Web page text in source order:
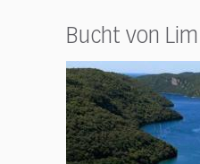
Bucht von Lim